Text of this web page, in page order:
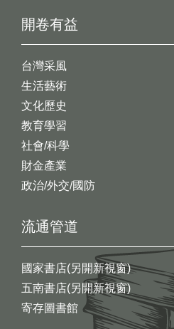
開卷有益
台灣采風
生活藝術
文化歷史
教育學習
社會/科學
財金產業
政治/外交/國防
流通管道
國家書店(另開新視窗)
五南書店(另開新視窗)
寄存圖書館